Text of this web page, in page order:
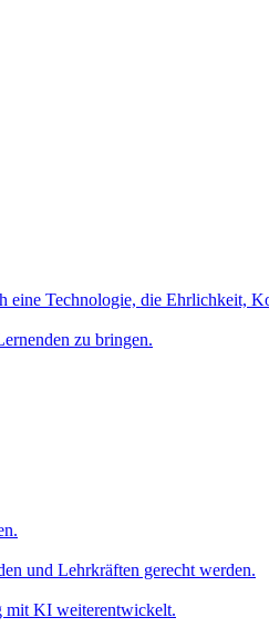
Technologie, die Ehrlichkeit,
zu bringen.
und Lehrkräften gerecht werden.
mit KI weiterentwickelt.